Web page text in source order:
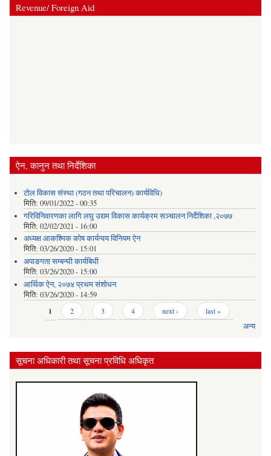
Revenue/ Foreign Aid
ऐन, कानुन तथा निर्देशिका
टोल विकास संस्था (गठन तथा परिचालन) कार्यविधि)
मिति: 09/01/2022 - 00:35
गरिविनिवारणका लागि लघु उद्यम विकास कार्यक्रम सञ्चालन निर्देशिका ,२०७७
मिति: 02/02/2021 - 16:00
अध्यक्ष आकश्मिक कोष कार्यन्वय विनियम ऐन
मिति: 03/26/2020 - 15:01
अपाङगता सम्बन्घी कार्यबिधी
मिति: 03/26/2020 - 15:00
आर्थिक ऐन, २०७४ प्रथम संशोधन
मिति: 03/26/2020 - 14:59
1 2 3 4 next › last »
अन्य
सूचना अधिकारी तथा सूचना प्रविधि अधिकृत